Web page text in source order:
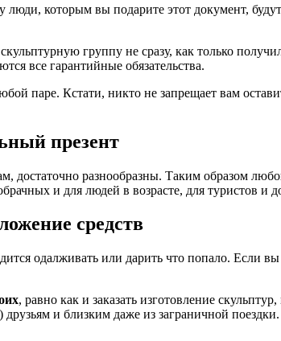
которым вы подарите этот документ,
группу не сразу, как только
все гарантийные обязательства.
паре. Кстати, никто не запрещает вам
презент
разнообразны. Таким образом
и для людей в возрасте, для туристов и
средств
одалживать или дарить что попало. Если вы
, равно как и заказать изготовление
) друзьям и близким даже из заграничной поездки.